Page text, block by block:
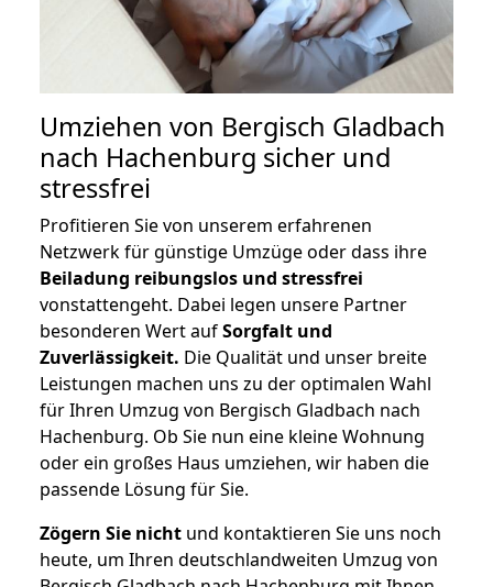
Umziehen von Bergisch Gladbach
nach Hachenburg sicher und
stressfrei
Profitieren Sie von unserem erfahrenen
Netzwerk für günstige Umzüge oder dass ihre
Beiladung reibungslos und stressfrei
vonstattengeht. Dabei legen unsere Partner
besonderen Wert aufSorgfalt und
Zuverlässigkeit. Die Qualität und unser breite
Leistungen machen uns zu der optimalen Wahl
für Ihren Umzug von Bergisch Gladbach nach
Hachenburg. Ob Sie nun eine kleine Wohnung
oder ein großes Haus umziehen, wir haben die
passende Lösung für Sie.
Zögern Sie nicht und kontaktieren Sie uns noch
heute, um Ihren deutschlandweiten Umzug von